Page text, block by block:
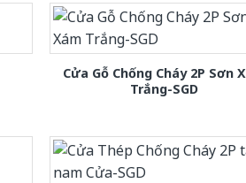
Cửa Gỗ Chống Cháy 2P Sơn
Trắng-SGD